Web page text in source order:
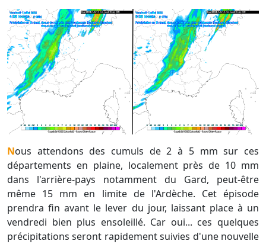
Nous attendons des cumuls de 2 à 5 mm sur ces
départements en plaine, localement près de 10 mm
dans l'arrière-pays notamment du Gard, peut-être
même 15 mm en limite de l'Ardèche. Cet épisode
prendra fin avant le lever du jour, laissant place à un
vendredi bien plus ensoleillé. Car oui... ces quelques
précipitations seront rapidement suivies d'une nouvelle